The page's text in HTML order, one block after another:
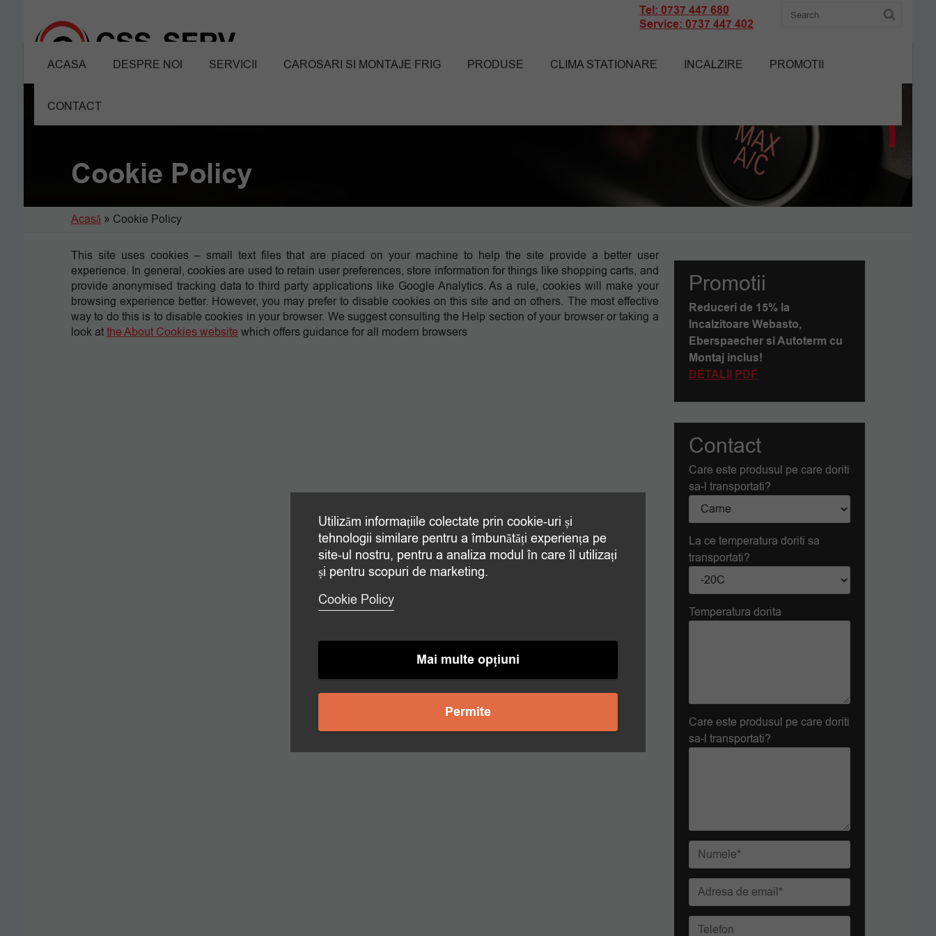
Tel: 0737 447 680
Service: 0737 447 402
ACASA DESPRE NOI SERVICII CAROSARI SI MONTAJE FRIG PRODUSE CLIMA STATIONARE INCALZIRE PROMOTII
CONTACT
Cookie Policy
Acasă» Cookie Policy
This site uses cookies – small text files that are placed on your machine to help the site provide a better user
experience. In general, cookies are used to retain user preferences, store information for things like shopping carts, and
provide anonymised tracking data to third party applications like Google Analytics. As a rule, cookies will make your
browsing experience better. However, you may prefer to disable cookies on this site and on others. The most effective
way to do this is to disable cookies in your browser. We suggest consulting the Help section of your browser or taking a
look atthe About Cookies website which offers guidance for all modern browsers
Promotii
Reduceri de 15% la
Incalzitoare Webasto,
Eberspaecher si Autoterm cu
Montaj inclus!
DETALII PDF
Contact
Care este produsul pe care doriti
sa-l transportati?
La ce temperatura doriti sa
transportati?
Temperatura dorita
Care este produsul pe care doriti
sa-l transportati?
Utilizăm informațiile colectate prin cookie-uri și
tehnologii similare pentru a îmbunătăți experiența pe
site-ul nostru, pentru a analiza modul în care îl utilizați
și pentru scopuri de marketing.
Cookie Policy
Mai multe opțiuni
Permite